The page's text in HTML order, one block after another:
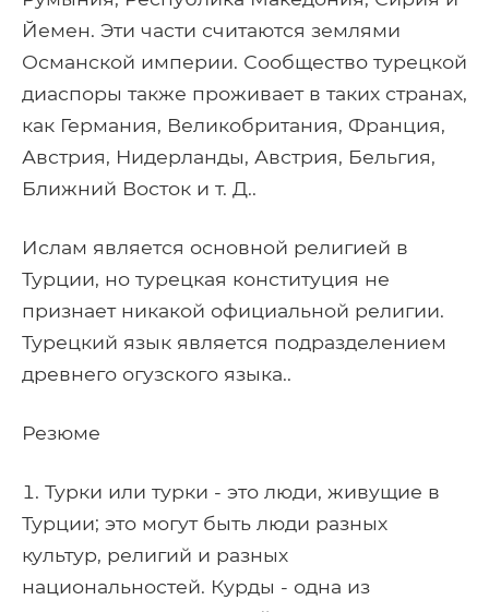
Йемен. Эти части считаются землями
Османской империи. Сообщество турецкой
диаспоры также проживает в таких странах,
как Германия, Великобритания, Франция,
Австрия, Нидерланды, Австрия, Бельгия,
Ближний Восток и т. Д..
Ислам является основной религией в
Турции, но турецкая конституция не
признает никакой официальной религии.
Турецкий язык является подразделением
древнего огузского языка..
Резюме
Турки или турки - это люди, живущие в
Турции; это могут быть люди разных
культур, религий и разных
национальностей. Курды - одна из